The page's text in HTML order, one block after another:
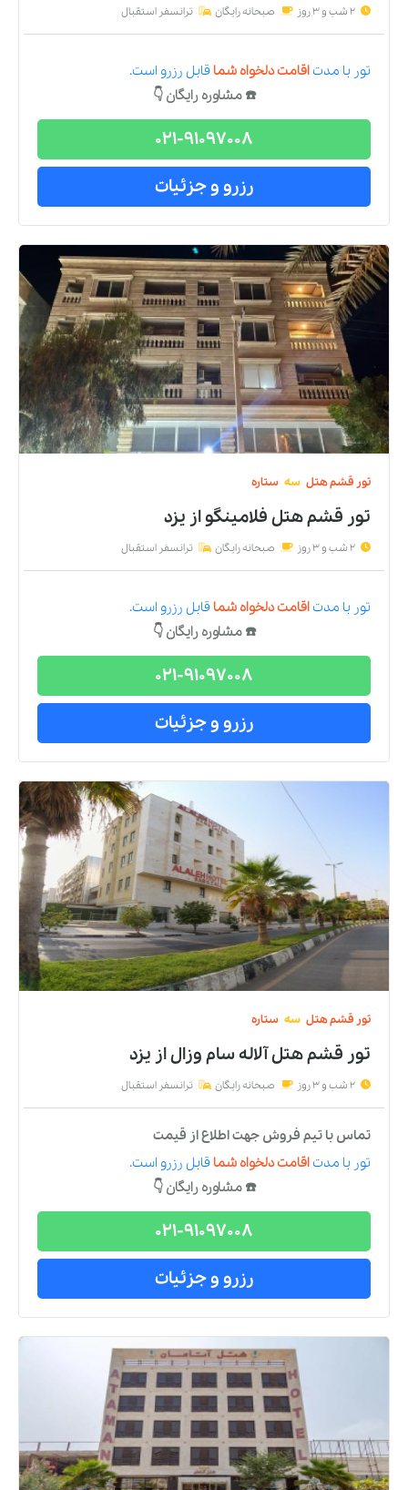
2 شب و 3 روز صبحانه رایگان ترانسفر استقبال
تور با مدتاقامت دلخواه شما قابل رزرو است.
☎️ مشاوره رایگان 👇
021-91097008
رزرو و جزئیات
تور قشمهتل سه ستاره
تور قشم هتل فلامینگواز یزد
2 شب و 3 روز صبحانه رایگان ترانسفر استقبال
تور با مدتاقامت دلخواه شما قابل رزرو است.
☎️ مشاوره رایگان 👇
021-91097008
رزرو و جزئیات
تور قشمهتل سه ستاره
تور قشم هتل آلاله سام وزالاز یزد
2 شب و 3 روز صبحانه رایگان ترانسفر استقبال
تماس با تیم فروش جهت اطلاع از قیمت
تور با مدتاقامت دلخواه شما قابل رزرو است.
☎️ مشاوره رایگان 👇
021-91097008
رزرو و جزئیات